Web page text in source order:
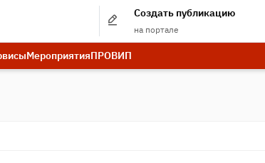
Создать публикацию
на портале
МероприятияПРОВИП